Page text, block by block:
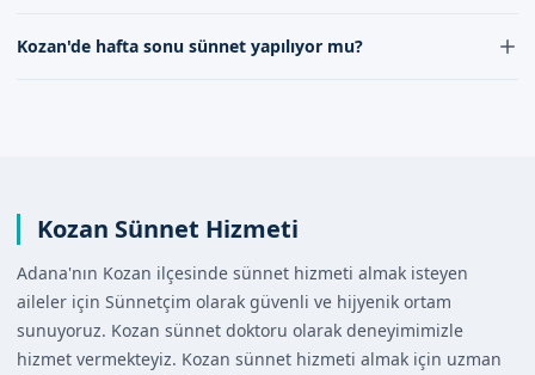
aracılığıyla hızlı ve kolay bir şekilde randevu
gerçekleştirilir. Bu sayede, çocuğunuzun ağrı duyması
Kozan'de hafta sonu sünnet yapılıyor mu?
Kozan Sünnet Hizmeti
Adana'nın Kozan ilçesinde sünnet hizmeti almak isteyen
aileler için Sünnetçim olarak güvenli ve hijyenik ortam
sunuyoruz. Kozan sünnet doktoru olarak deneyimimizle
hizmet vermekteyiz. Kozan sünnet hizmeti almak için uzman